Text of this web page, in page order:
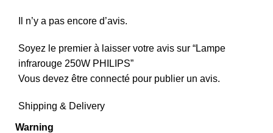
Il n’y a pas encore d’avis.
Soyez le premier à laisser votre avis sur “Lampe
infrarouge 250W PHILIPS”
Vous devez être connecté pour publier un avis.
Shipping & Delivery
Warning